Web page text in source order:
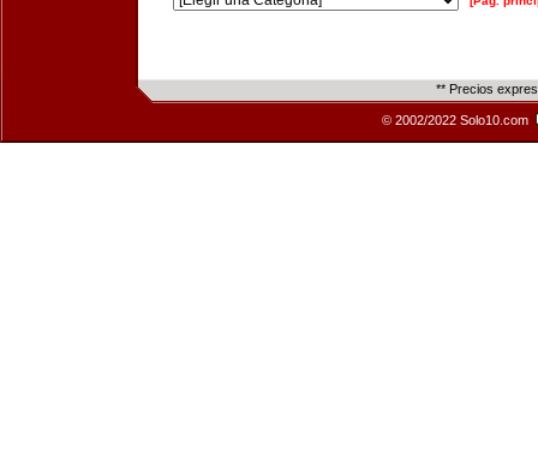
** Precios
© 2002/2022 Solo10.com